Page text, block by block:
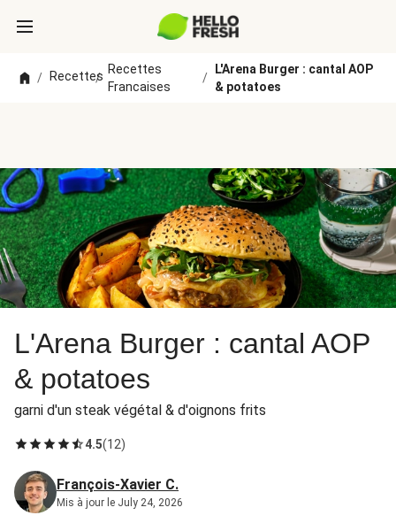
/ Recettes
/
Recettes
Francaises
/
L'Arena Burger : cantal AOP
& potatoes
L'Arena Burger : cantal AOP
& potatoes
garni d'un steak végétal & d'oignons frits
4.5(12)
François-Xavier C.
Mis à jour le July 24, 2026